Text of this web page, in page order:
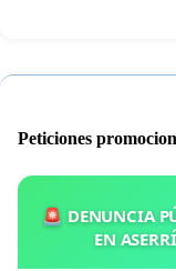
forma de
intervención de
nacional o
libertad de
Peticiones
🚨 DENUNCIA
EN